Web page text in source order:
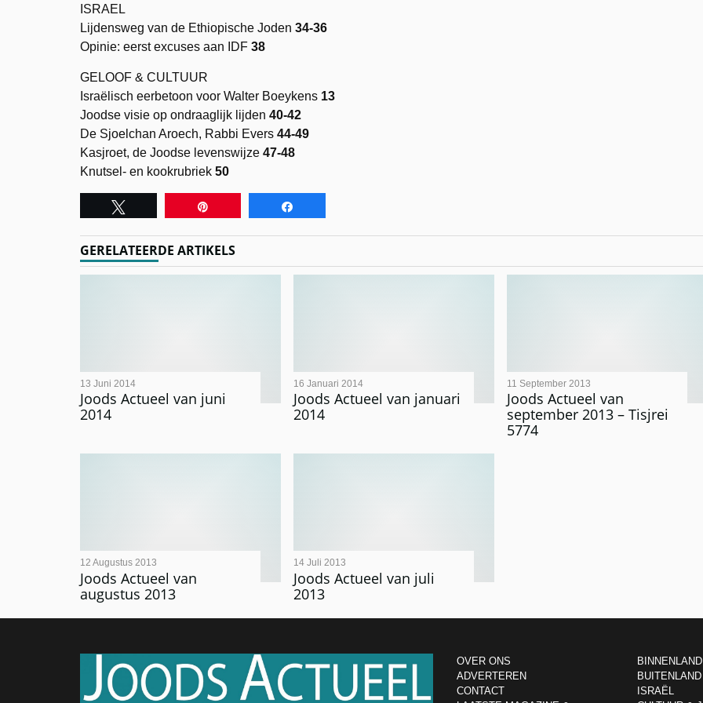
ISRAEL
Lijdensweg van de Ethiopische Joden 34-36
Opinie: eerst excuses aan IDF 38
GELOOF & CULTUUR
Israëlisch eerbetoon voor Walter Boeykens 13
Joodse visie op ondraaglijk lijden 40-42
De Sjoelchan Aroech, Rabbi Evers 44-49
Kasjroet, de Joodse levenswijze 47-48
Knutsel- en kookrubriek 50
GERELATEERDE ARTIKELS
Joods Actueel van juni
2014
13 Juni 2014
Joods Actueel van januari
2014
16 Januari 2014
Joods Actueel van
september 2013 – Tisjrei
5774
11 September 2013
Joods Actueel van
augustus 2013
12 Augustus 2013
Joods Actueel van juli
2013
14 Juli 2013
OVER ONS
ADVERTEREN
CONTACT
BINNENLAND
BUITENLAND
ISRAËL